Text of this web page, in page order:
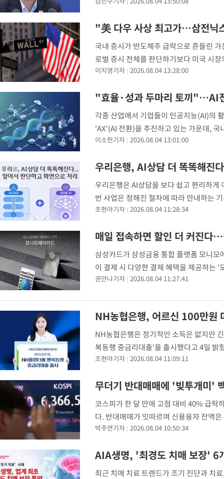
-27872초 전 >
"얼마나 더웠으면"…안동 물길공원서 헤엄친 구렁이 '소동'
-27799초 전 >손흥민, 68분 뛰고 2경기 침묵…LAFC, 톨루카에 1-0 승리(종
-27071초 전 >'2경기 연속 침묵' 손흥민, 톨루카전 68분만 뛰고 슈팅 0개
-25823초 전 >이강인, 오늘 서울서 AT마드리드 입단식…'전례 없는 특급대
-12705초 전 >'여긴 20도, 저긴 50도'…열화상 카메라로 본 폭염 저감시설 '
차'
-12176초 전 >콜롬비아 신임 우파 대통령 취임 하루만에 차량폭탄 폭발 사건
-5770초 전 >튀르키예 외무장관, "메카 3국 방위협정은 이란이 목표 아냐 "
-2978초 전 >이군이 불법 군시설 건설한 레바논 남부에서 레바논군 3명 폭발
상
-96초 전 >[속보]美중부 사령관, 이스라엘 긴급방문 다중화된 전선 상황 논의
30분 전 >美 국방부, 켄달 전 공군장관 보안허가 취소…“에어포스원 기밀정
론 누출”
31분 전 >‘축구의 신’ 아르헨티나 축구 선수 메시의 부친 지병 별세
“美 이란전 무기 소진…북한과 분쟁시 주한 미군 취약해질 수 있어”
은 덜고 공급 기반까지 뒷받침해야 하는 '
"美 다우 사상 최고가…삼전닉
국내 증시가 반도체주 급락으로 흔들린
로벌 증시 전체를 판단하기보다 미국 시
위원은 4일 유튜브 채널 '삼프로TV'에서
이지영기자 2026.08.04 13:28:00
"효율·성과 두마리 토끼"…AI
각종 산업에서 기업들이 인공지능(AI)의
'AX'(AI 전환)을 추진하고 있는 가운데,
트리온, 동아쏘시오그룹, 차바이오텍 등
이소헌기자 2026.08.04 13:01:00
우리은행, AI상담 더 똑똑해
우리은행은 AI상담을 보다 쉽고 편리하
번 사업은 정해진 절차에 따라 안내하는
다. 계좌 조회나 서류 발급 등의 상담은
조현아기자 2026.08.04 11:28:34
매일 접속하면 할인 더 커진다
삼성카드가 삼성금융 통합 플랫폼 모니
이 결제 시 다양한 결제 혜택을 제공하는
션(앱)에서 제공되는 간편결제 서비스로,
권안나기자 2026.08.04 11:27:41
NH농협은행, 어르신 100만
NH농협은행은 정기적인 소득은 없지만
복동행 중금리대출'을 출시했다고 4일 밝
~77세 이하 고객을 대상으로 최대 100만
조현아기자 2026.08.04 11:09:11
무더기 반대매매에 '빚투개미'
코스피가 한 달 만에 고점 대비 40% 급
다. 반대매매가 잇따르며 신용융자 잔액
다. 개인 수급 여력이 약화되며 향후 코스
박주연기자 2026.08.04 10:50:34
AIA생명, '최경도 치매 보장' 6
최근 치매 치료 트렌드가 조기 진단과 치